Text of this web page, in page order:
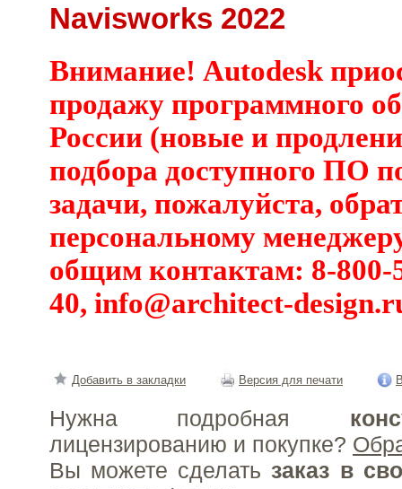
Navisworks 2022
Внимание! Autodesk
продажу программного
России (новые и
подбора доступного ПО
задачи, пожалуйста,
персональному
общим контактам: 8-800-
40, info@architect-
Добавить в закладки Версия для печати
Нужна подробная
лицензированию и покупке?
Вы можете сделать заказ в